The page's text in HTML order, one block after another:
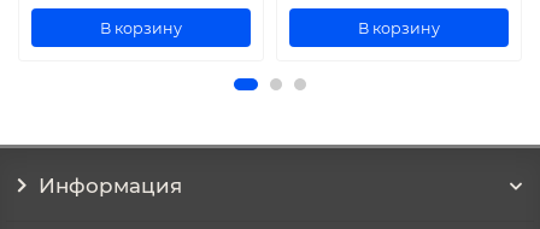
В корзину В корзину
Информация